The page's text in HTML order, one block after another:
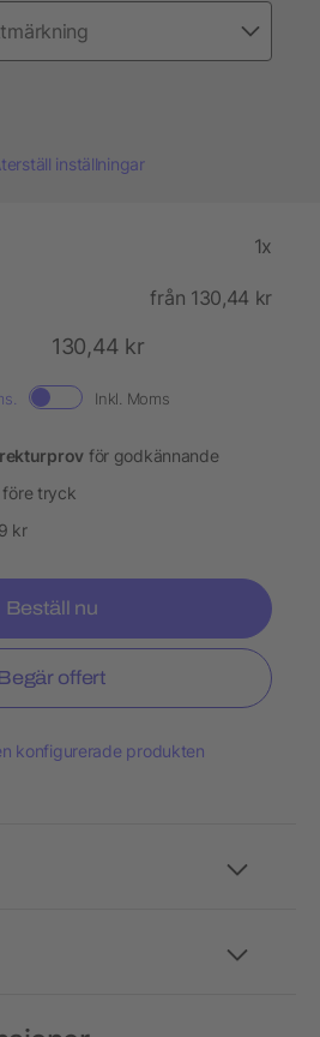
inställningar
1x
från 130,44 kr
130,44 kr
Inkl. Moms
för godkännande
före tryck
kr
Beställ nu
offert
konfigurerade produkten